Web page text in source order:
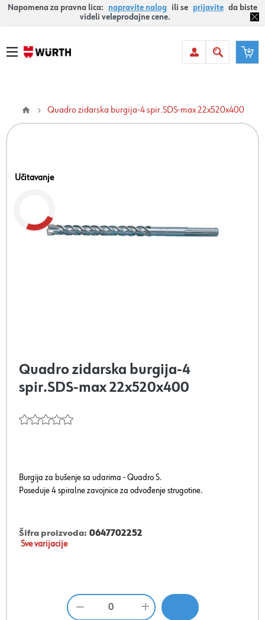
Napomena za pravna lica: napravite nalog ili se prijavite da biste
videli veleprodajne cene.
Quadro zidarska burgija-4 spir.SDS-max 22x520x400
Učitavanje
Quadro zidarska burgija-4
spir.SDS-max 22x520x400
Burgija za bušenje sa udarima - Quadro S.
Poseduje 4 spiralne zavojnice za odvođenje strugotine.
Šifra proizvoda: 0647702252
Sve varijacije